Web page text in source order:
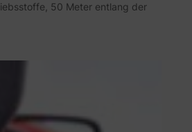
50 Meter entlang der